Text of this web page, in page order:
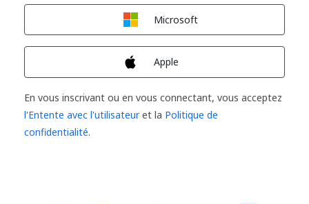
Microsoft
Apple
En vous inscrivant ou en vous connectant, vous acceptez
l'Entente avec l'utilisateuret la Politique de
confidentialité.